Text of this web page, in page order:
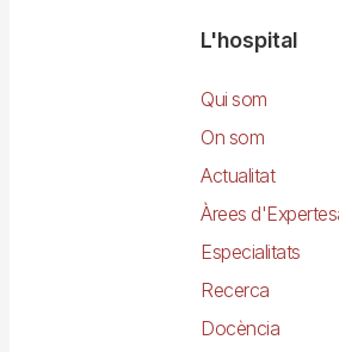
NavegacióL'hospital
Qui som
On som
Actualitat
Àrees
Especialitats
Recerca
Docència